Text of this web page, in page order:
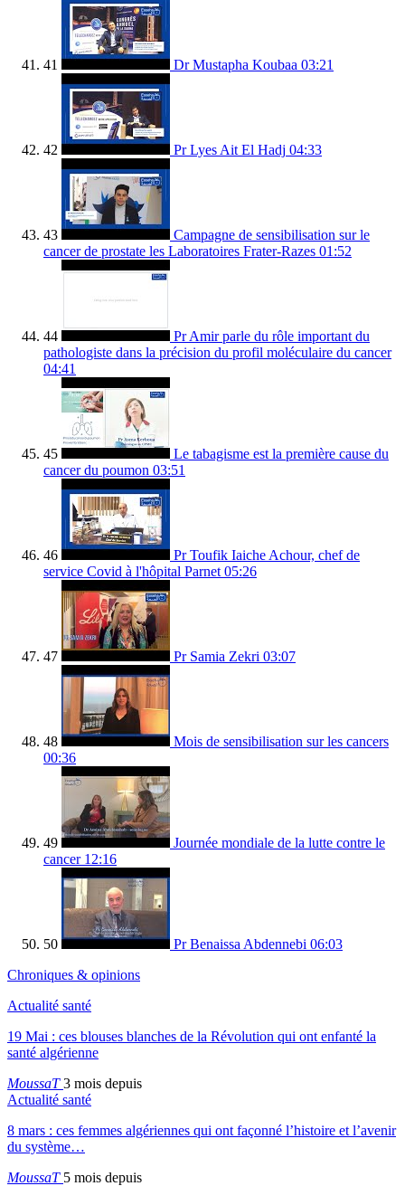
41 Dr Mustapha Koubaa 03:21
42 Pr Lyes Ait El Hadj 04:33
43
Campagne de sensibilisation sur le
cancer de prostate les Laboratoires Frater-Razes 01:52
44
Pr Amir parle du rôle important du
pathologiste dans la précision du profil moléculaire du cancer
04:41
45
Le tabagisme est la première cause du
cancer du poumon 03:51
46
Pr Toufik Iaiche Achour, chef de
service Covid à l'hôpital Parnet 05:26
47 Pr Samia Zekri 03:07
48
Mois de sensibilisation sur les cancers
00:36
49
Journée mondiale de la lutte contre le
cancer 12:16
50 Pr Benaissa Abdennebi 06:03
Chroniques & opinions
Actualité santé
19 Mai : ces blouses blanches de la Révolution qui ont enfanté la
santé algérienne
MoussaT3 mois depuis
Actualité santé
8 mars : ces femmes algériennes qui ont façonné l’histoire et l’avenir
du système…
MoussaT 5 mois depuis